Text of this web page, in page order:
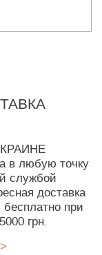
в любую точку
службой
доставка
при
грн.